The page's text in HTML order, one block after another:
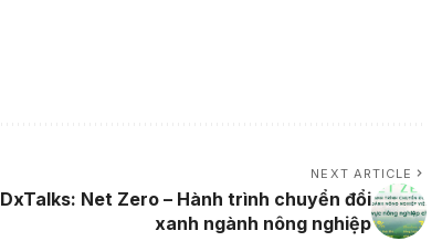
NEXT ARTICLE
DxTalks: Net Zero – Hành trình chuyển đổi
xanh ngành nông nghiệp